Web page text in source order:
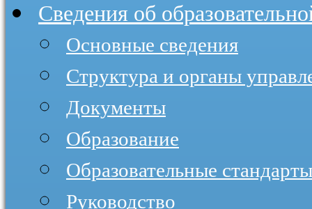
Сведения об
Основные сведения
Структура и органы
Документы
Образование
Образовательные
Руководство